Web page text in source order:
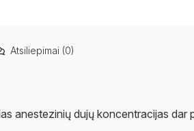
Atsiliepimai (0)
anestezinių dujų koncentracijas dar